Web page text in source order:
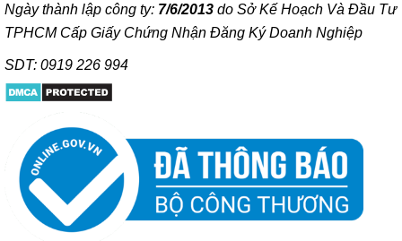
Ngày thành lập công ty: 7/6/2013 do Sở Kế Hoạch Và Đầu Tư
TPHCM Cấp Giấy Chứng Nhận Đăng Ký Doanh Nghiệp
SDT: 0919 226 994